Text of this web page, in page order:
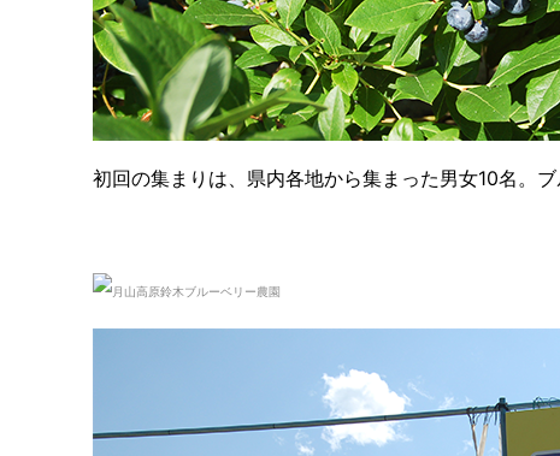
初回の集まりは、県内各地から集まった男女10名。